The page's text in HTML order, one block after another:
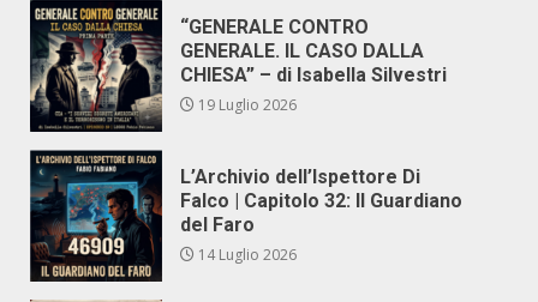
“GENERALE CONTRO
GENERALE. IL CASO DALLA
CHIESA” – di Isabella Silvestri
19 Luglio 2026
L’Archivio dell’Ispettore Di
Falco | Capitolo 32: Il Guardiano
del Faro
14 Luglio 2026